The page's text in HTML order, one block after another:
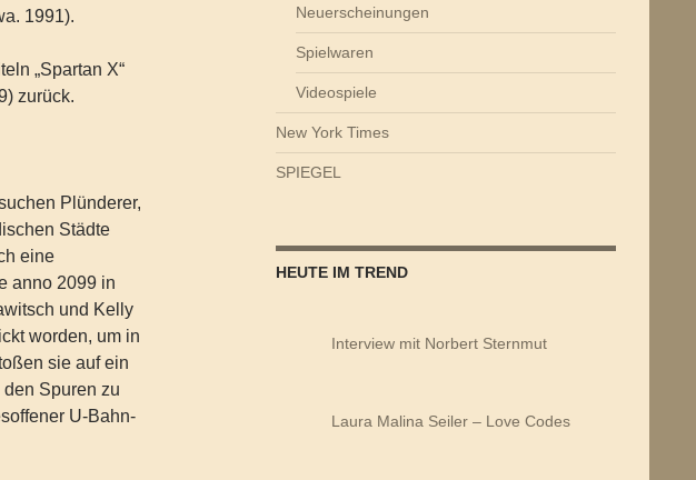
1991).
„Spartan X“
zurück.
Plünderer,
Städte
eine
anno 2099 in
und Kelly
worden, um in
sie auf ein
Spuren zu
U-Bahn-
Neuerscheinungen
Spielwaren
Videospiele
New York Times
SPIEGEL
HEUTE IM TREND
Interview mit Norbert Sternmut
Laura Malina Seiler – Love Codes